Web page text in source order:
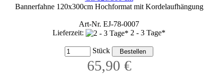
Bannerfahne 120x300cm Hochformat mit Kordelaufhängung
Art-Nr. EJ-78-0007
Lieferzeit:
2 - 3 Tage*
Stück
65,90 €